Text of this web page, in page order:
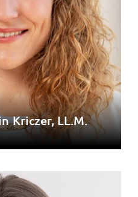
Kriczer, LL.M.